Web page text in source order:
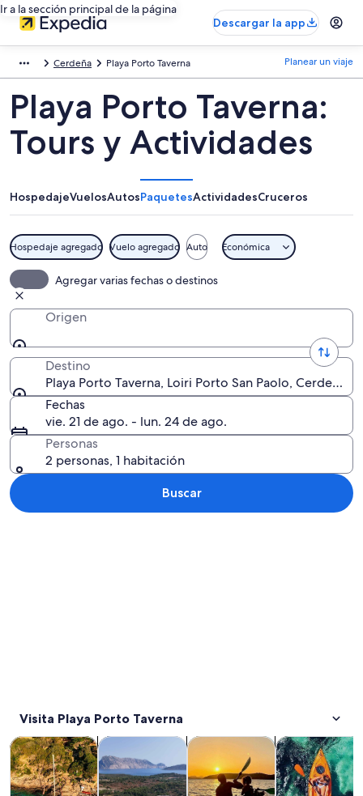
Ir a la sección principal de la página
Descargar la app
Cerdeña Playa Porto Taverna Planear un viaje
Playa Porto Taverna:
Tours y Actividades
HospedajeVuelosAutosPaquetesActividadesCruceros
Hospedaje agregado Vuelo agregado Auto Económica
Agregar varias fechas o destinos
Origen
Destino
Playa Porto Taverna, Loiri Porto San Paolo, Cerdeña,
Fechas
vie. 21 de ago. - lun. 24 de ago.
Personas
2 personas, 1 habitación
Buscar
Visita Playa Porto Taverna
Tours y excursiones de un díaSe abrirá en una nueva pestaña
Actividades acuáticasSe abrirá en una nueva
Tours acuáticos y crucerosSe
Vida silvestre